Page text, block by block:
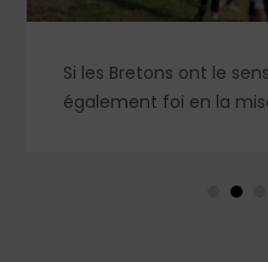
Si les Bretons ont le
également foi en la